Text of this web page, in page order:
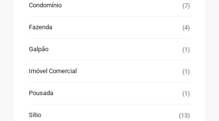
Condomínio (7)
Fazenda (4)
Galpão (1)
Imóvel Comercial (1)
Pousada (1)
Sítio (13)